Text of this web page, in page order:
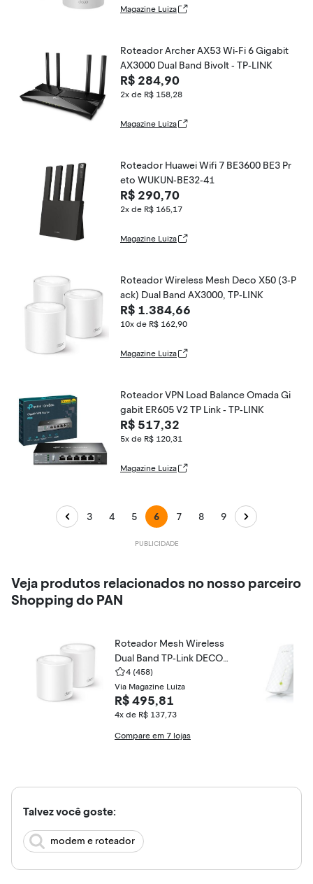
Magazine Luiza
Roteador Archer AX53 Wi-Fi 6 Gigabit
AX3000 Dual Band Bivolt - TP-LINK
R$ 284,90
2x de R$ 158,28
Magazine Luiza
Roteador Huawei Wifi 7 BE3600 BE3 Pr
eto WUKUN-BE32-41
R$ 290,70
2x de R$ 165,17
Magazine Luiza
Roteador Wireless Mesh Deco X50 (3-P
ack) Dual Band AX3000, TP-LINK
R$ 1.384,66
10x de R$ 162,90
Magazine Luiza
Roteador VPN Load Balance Omada Gi
gabit ER605 V2 TP Link - TP-LINK
R$ 517,32
5x de R$ 120,31
Magazine Luiza
3 4 5 6 7 8 9
Veja produtos relacionados no nosso parceiro
Shopping do PAN
Roteador Mesh Wireless
Dual Band TP-Link DECO
X50
4 (458)
Via Magazine Luiza
R$ 495,81
4x de R$ 137,73
Compare em 7 lojas
Talvez você goste:
modem e roteador